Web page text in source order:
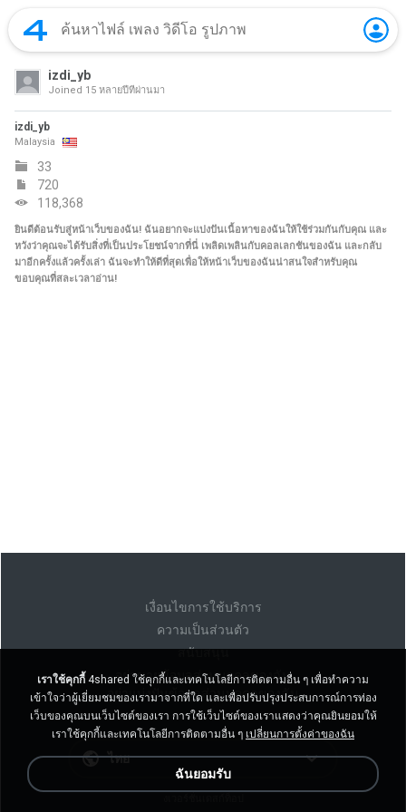
izdi_yb
Joined 15 หลายปีที่ผ่านมา
izdi_yb
Malaysia
33
720
118,368
ยินดีต้อนรับสู่หน้าเว็บของฉัน! ฉันอยากจะแบ่งปันเนื้อหาของฉันให้ใช้ร่วมกันกับคุณ และ
หวังว่าคุณจะได้รับสิ่งที่เป็นประโยชน์จากที่นี่ เพลิดเพลินกับคอลเลกชันของฉัน และกลับ
มาอีกครั้งแล้วครั้งเล่า ฉันจะทำให้ดีที่สุดเพื่อให้หน้าเว็บของฉันน่าสนใจสำหรับคุณ
ขอบคุณที่สละเวลาอ่าน!
เงื่อนไขการใช้บริการ
ความเป็นส่วนตัว
สนับสนุน
อย่าขายข้อมูลส่วนบุคคลของฉัน
อย่าแบ่งปันข้อมูลส่วนบุคคลของฉัน
ไทย
เราใช้คุกกี้ 4shared ใช้คุกกี้และเทคโนโลยีการติดตามอื่น ๆ เพื่อทำความ
เข้าใจว่าผู้เยี่ยมชมของเรามาจากที่ใด และเพื่อปรับปรุงประสบการณ์การท่อง
เว็บของคุณบนเว็บไซต์ของเรา การใช้เว็บไซต์ของเราแสดงว่าคุณยินยอมให้
เราใช้คุกกี้และเทคโนโลยีการติดตามอื่น ๆ เปลี่ยนการตั้งค่าของฉัน
ฉันยอมรับ